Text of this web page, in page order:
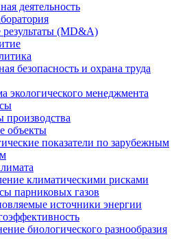
деятельность
(MD&A)
безопасность и охрана труда
экологического менеджмента
производства
объекты
показатели по зарубежным
климатическими рисками
парниковых газов
источники энергии
биологического разнообразия